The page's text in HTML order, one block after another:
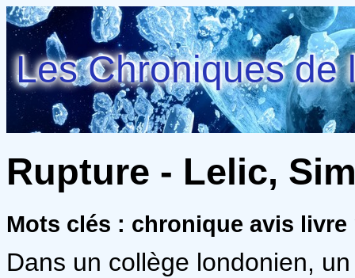
Les Chroniques de
Rupture - Lelic,
Mots clés : chronique avis
Dans un collège londonien,